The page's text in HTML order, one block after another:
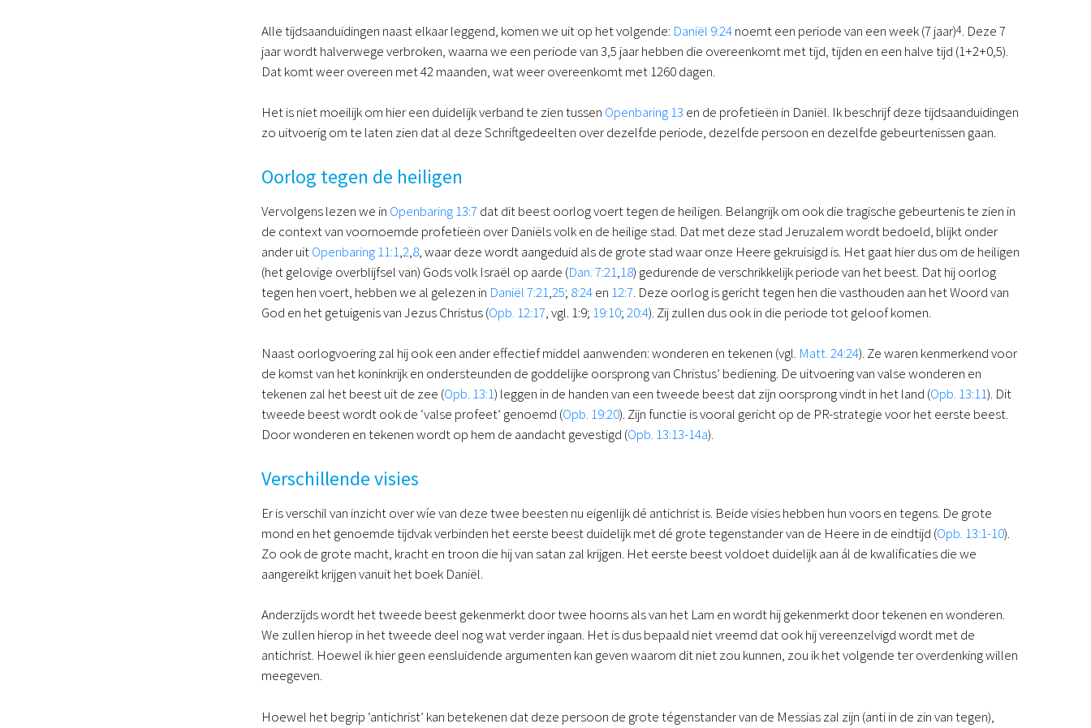
Alle tijdsaanduidingen naast elkaar leggend, komen we uit op het volgende: Daniël 9:24noemt een periode van een week (7 jaar)4. Deze 7
jaar wordt halverwege verbroken, waarna we een periode van 3,5 jaar hebben die overeenkomt met tijd, tijden en een halve tijd (1+2+0,5).
Dat komt weer overeen met 42 maanden, wat weer overeenkomt met 1260 dagen.
Het is niet moeilijk om hier een duidelijk verband te zien tussen Openbaring 13 en de profetieën in Daniël. Ik beschrijf deze tijdsaanduidingen
zo uitvoerig om te laten zien dat al deze Schriftgedeelten over dezelfde periode, dezelfde persoon en dezelfde gebeurtenissen gaan.
Oorlog tegen de heiligen
Vervolgens lezen we in Openbaring 13:7 dat dit beest oorlog voert tegen de heiligen. Belangrijk om ook die tragische gebeurtenis te zien in
de context van voornoemde profetieën over Daniëls volk en de heilige stad. Dat met deze stad Jeruzalem wordt bedoeld, blijkt onder
ander uitOpenbaring 11:1,2,8, waar deze wordt aangeduid als de grote stad waar onze Heere gekruisigd is. Het gaat hier dus om de heiligen
(het gelovige overblijfsel van) Gods volk Israël op aarde (Dan. 7:21,18) gedurende de verschrikkelijk periode van het beest. Dat hij oorlog
tegen hen voert, hebben we al gelezen in Daniël 7:21,25; 8:24en 12:7. Deze oorlog is gericht tegen hen die vasthouden aan het Woord van
God en het getuigenis van Jezus Christus (Opb. 12:17, vgl. 1:9; 19:10;20:4). Zij zullen dus ook in die periode tot geloof komen.
Naast oorlogvoering zal hij ook een ander effectief middel aanwenden: wonderen en tekenen (vgl. Matt. 24:24). Ze waren kenmerkend voor
de komst van het koninkrijk en ondersteunden de goddelijke oorsprong van Christus’ bediening. De uitvoering van valse wonderen en
tekenen zal het beest uit de zee (Opb. 13:1) leggen in de handen van een tweede beest dat zijn oorsprong vindt in het land (Opb. 13:11). Dit
tweede beest wordt ook de ‘valse profeet’ genoemd (Opb. 19:20). Zijn functie is vooral gericht op de PR-strategie voor het eerste beest.
Door wonderen en tekenen wordt op hem de aandacht gevestigd (Opb. 13:13-14a).
Verschillende visies
Er is verschil van inzicht over wíe van deze twee beesten nu eigenlijk dé antichrist is. Beide visies hebben hun voors en tegens. De grote
mond en het genoemde tijdvak verbinden het eerste beest duidelijk met dé grote tegenstander van de Heere in de eindtijd (Opb. 13:1-10).
Zo ook de grote macht, kracht en troon die hij van satan zal krijgen. Het eerste beest voldoet duidelijk aan ál de kwalificaties die we
aangereikt krijgen vanuit het boek Daniël.
Anderzijds wordt het tweede beest gekenmerkt door twee hoorns als van het Lam en wordt hij gekenmerkt door tekenen en wonderen.
We zullen hierop in het tweede deel nog wat verder ingaan. Het is dus bepaald niet vreemd dat ook hij vereenzelvigd wordt met de
antichrist. Hoewel ik hier geen eensluidende argumenten kan geven waarom dit niet zou kunnen, zou ik het volgende ter overdenking willen
meegeven.
Hoewel het begrip ‘antichrist’ kan betekenen dat deze persoon de grote tégenstander van de Messias zal zijn (anti in de zin van tegen),